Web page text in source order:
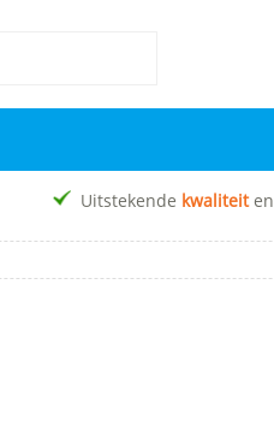
Uitstekende kwaliteiten